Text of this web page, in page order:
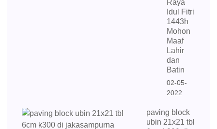
Raya
Idul Fitri
1443h
Mohon
Maaf
Lahir
dan
Batin
02-05-
2022
paving block
ubin 21x21 tbl